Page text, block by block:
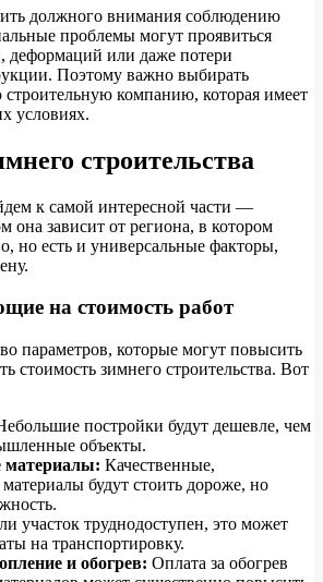
должного внимания соблюдению
проблемы могут проявиться
деформаций или даже потери
Поэтому важно выбирать
компанию, которая имеет
условиях.
строительства
к самой интересной части —
она зависит от региона, в котором
но есть и универсальные факторы,
на стоимость работ
параметров, которые могут повысить
стоимость зимнего строительства. Вот
постройки будут дешевле, чем
объекты.
материалы: Качественные,
будут стоить дороже, но
участок труднодоступен, это может
на транспортировку.
и обогрев: Оплата за обогрев